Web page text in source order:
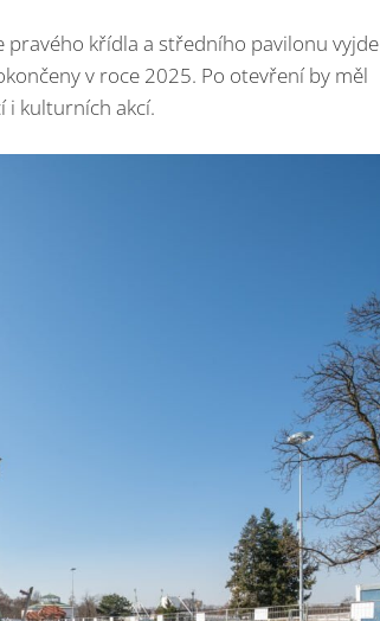
pravého křídla a středního pavilonu vyjde
v roce 2025. Po otevření by měl
i kulturních akcí.